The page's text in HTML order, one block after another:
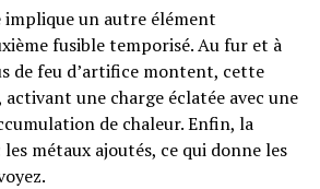
implique un autre élément
fusible temporisé. Au fur et à
de feu d’artifice montent, cette
activant une charge éclatée avec une
de chaleur. Enfin, la
métaux ajoutés, ce qui donne les